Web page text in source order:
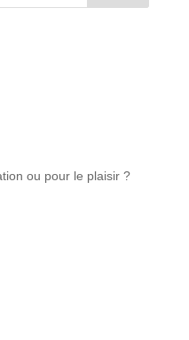
ou pour le plaisir ?